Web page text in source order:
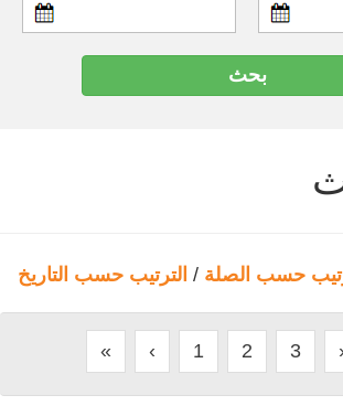
حسب الصلة / الترتيب حسب التاريخ
« ‹ 1 2 3